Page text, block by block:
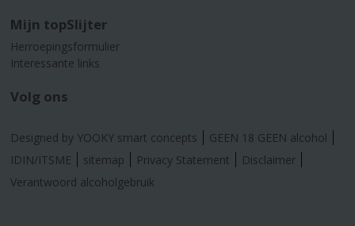
Mijn topSlijter
Herroepingsformulier
Interessante links
Volg ons
Designed by YOOKY smart concepts
GEEN 18 GEEN alcohol
IDIN/ITSME
sitemap Privacy Statement
Disclaimer
Verantwoord alcoholgebruik